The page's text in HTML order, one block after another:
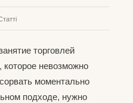
торговлей
невозможно
моментально
подходе, нужно